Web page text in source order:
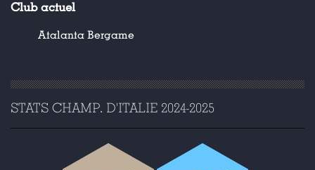
Club actuel
Atalanta Bergame
STATS CHAMP. D'ITALIE 2024-2025